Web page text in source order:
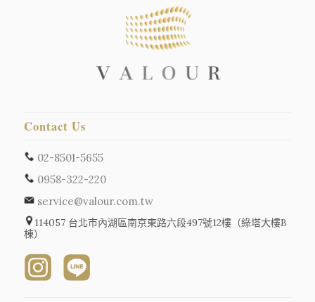
Contact Us
02-8501-5655
0958-322-220
service@valour.com.tw
114057 台北市內湖區南京東路六段497號12樓（綠塔大樓B
棟）